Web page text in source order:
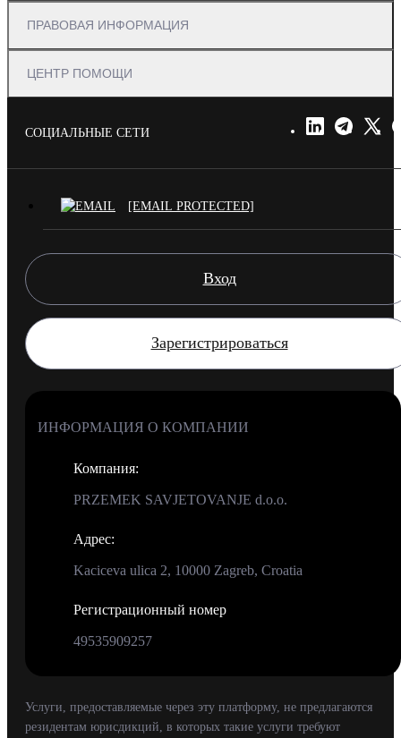
ПРАВОВАЯ ИНФОРМАЦИЯ
ЦЕНТР ПОМОЩИ
СОЦИАЛЬНЫЕ СЕТИ
[EMAIL PROTECTED]
Вход
Зарегистрироваться
ИНФОРМАЦИЯ О КОМПАНИИ
Компания:
PRZEMEK SAVJETOVANJE d.o.o.
Адрес:
Kaciceva ulica 2, 10000 Zagreb, Croatia
Регистрационный номер
49535909257
Услуги, предоставляемые через эту платформу, не предлагаются
резидентам юрисдикций, в которых такие услуги требуют